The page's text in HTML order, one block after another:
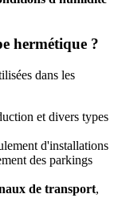
hermétique ?
dans les
et divers types
d'installations
des parkings
de transport,